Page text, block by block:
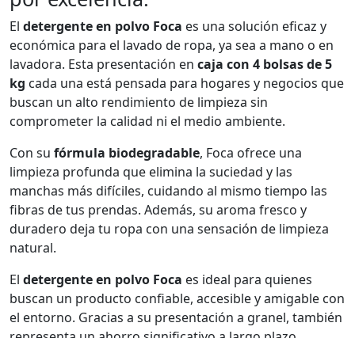
El detergente en polvo Foca es una solución eficaz y
económica para el lavado de ropa, ya sea a mano o en
lavadora. Esta presentación en caja con 4 bolsas de 5
kg cada una está pensada para hogares y negocios que
buscan un alto rendimiento de limpieza sin
comprometer la calidad ni el medio ambiente.
Con su fórmula biodegradable, Foca ofrece una
limpieza profunda que elimina la suciedad y las
manchas más difíciles, cuidando al mismo tiempo las
fibras de tus prendas. Además, su aroma fresco y
duradero deja tu ropa con una sensación de limpieza
natural.
El detergente en polvo Foca es ideal para quienes
buscan un producto confiable, accesible y amigable con
el entorno. Gracias a su presentación a granel, también